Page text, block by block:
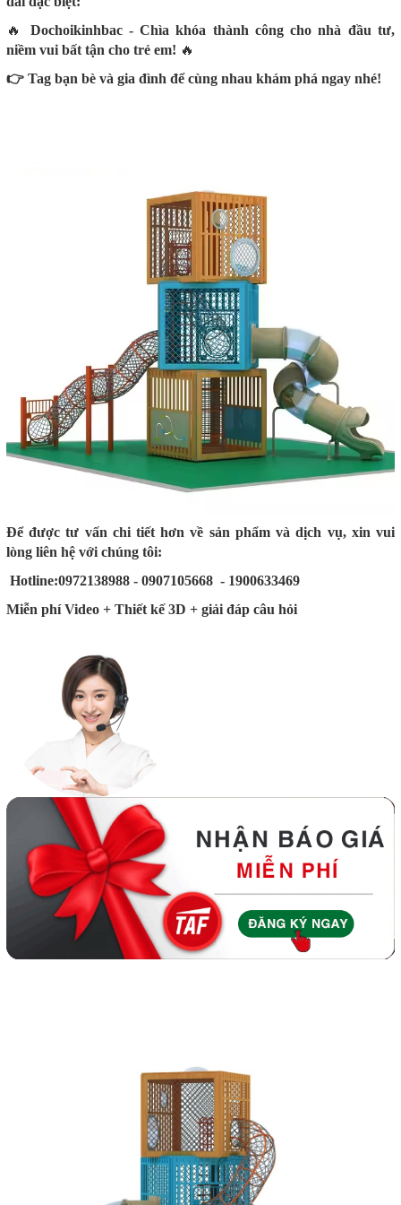
🔥 Dochoikinhbac - Chìa khóa thành công cho nhà đầu tư,
niềm vui bất tận cho trẻ em! 🔥
👉 Tag bạn bè và gia đình để cùng nhau khám phá ngay nhé!
Để được tư vấn chi tiết hơn về sản phẩm và dịch vụ, xin vui
lòng liên hệ với chúng tôi:
Hotline:0972138988 - 0907105668 - 1900633469
Miễn phí Video + Thiết kế 3D + giải đáp câu hỏi